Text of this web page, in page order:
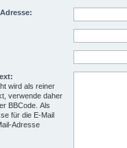
wird als reiner
verwende daher
BBCode. Als
für die E-Mail
Adresse